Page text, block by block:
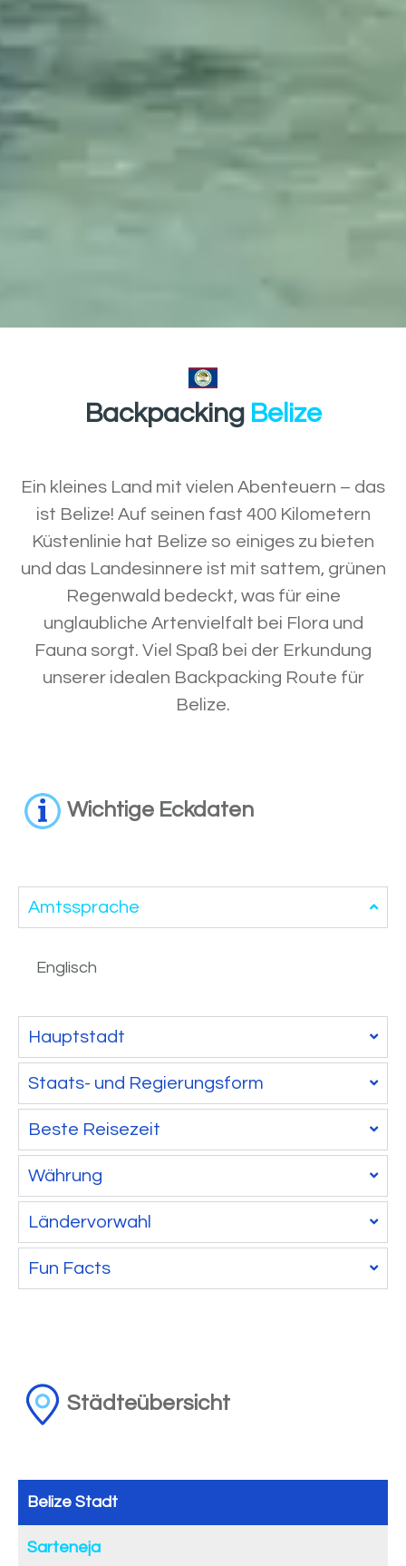
Backpacking Belize
Ein kleines Land mit vielen Abenteuern – das
ist Belize! Auf seinen fast 400 Kilometern
Küstenlinie hat Belize so einiges zu bieten
und das Landesinnere ist mit sattem, grünen
Regenwald bedeckt, was für eine
unglaubliche Artenvielfalt bei Flora und
Fauna sorgt. Viel Spaß bei der Erkundung
unserer idealen Backpacking Route für
Belize.
Wichtige Eckdaten
Amtssprache
Englisch
Hauptstadt
Staats- und Regierungsform
Beste Reisezeit
Währung
Ländervorwahl
Fun Facts
Städteübersicht
Belize Stadt
Sarteneja